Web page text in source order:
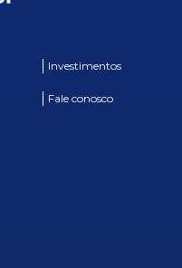
Investimentos
Fale conosco